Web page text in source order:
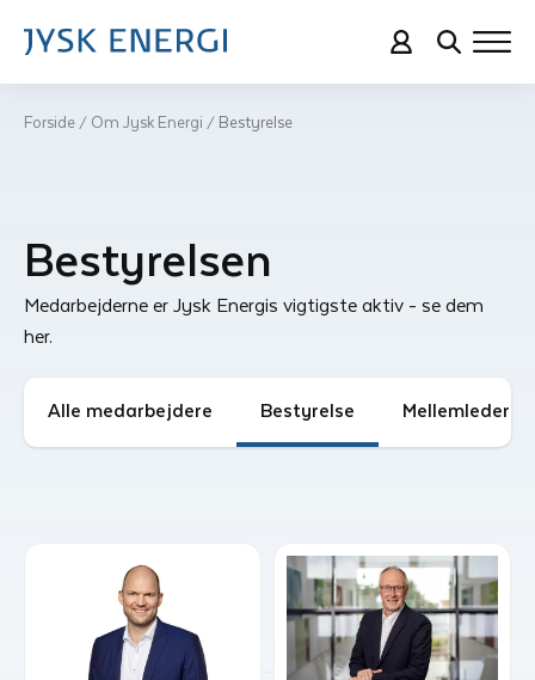
Forside / Om Jysk Energi / Bestyrelse
Bestyrelsen
Medarbejderne er Jysk Energis vigtigste aktiv - se dem
her.
Alle medarbejdere Bestyrelse Mellemledere